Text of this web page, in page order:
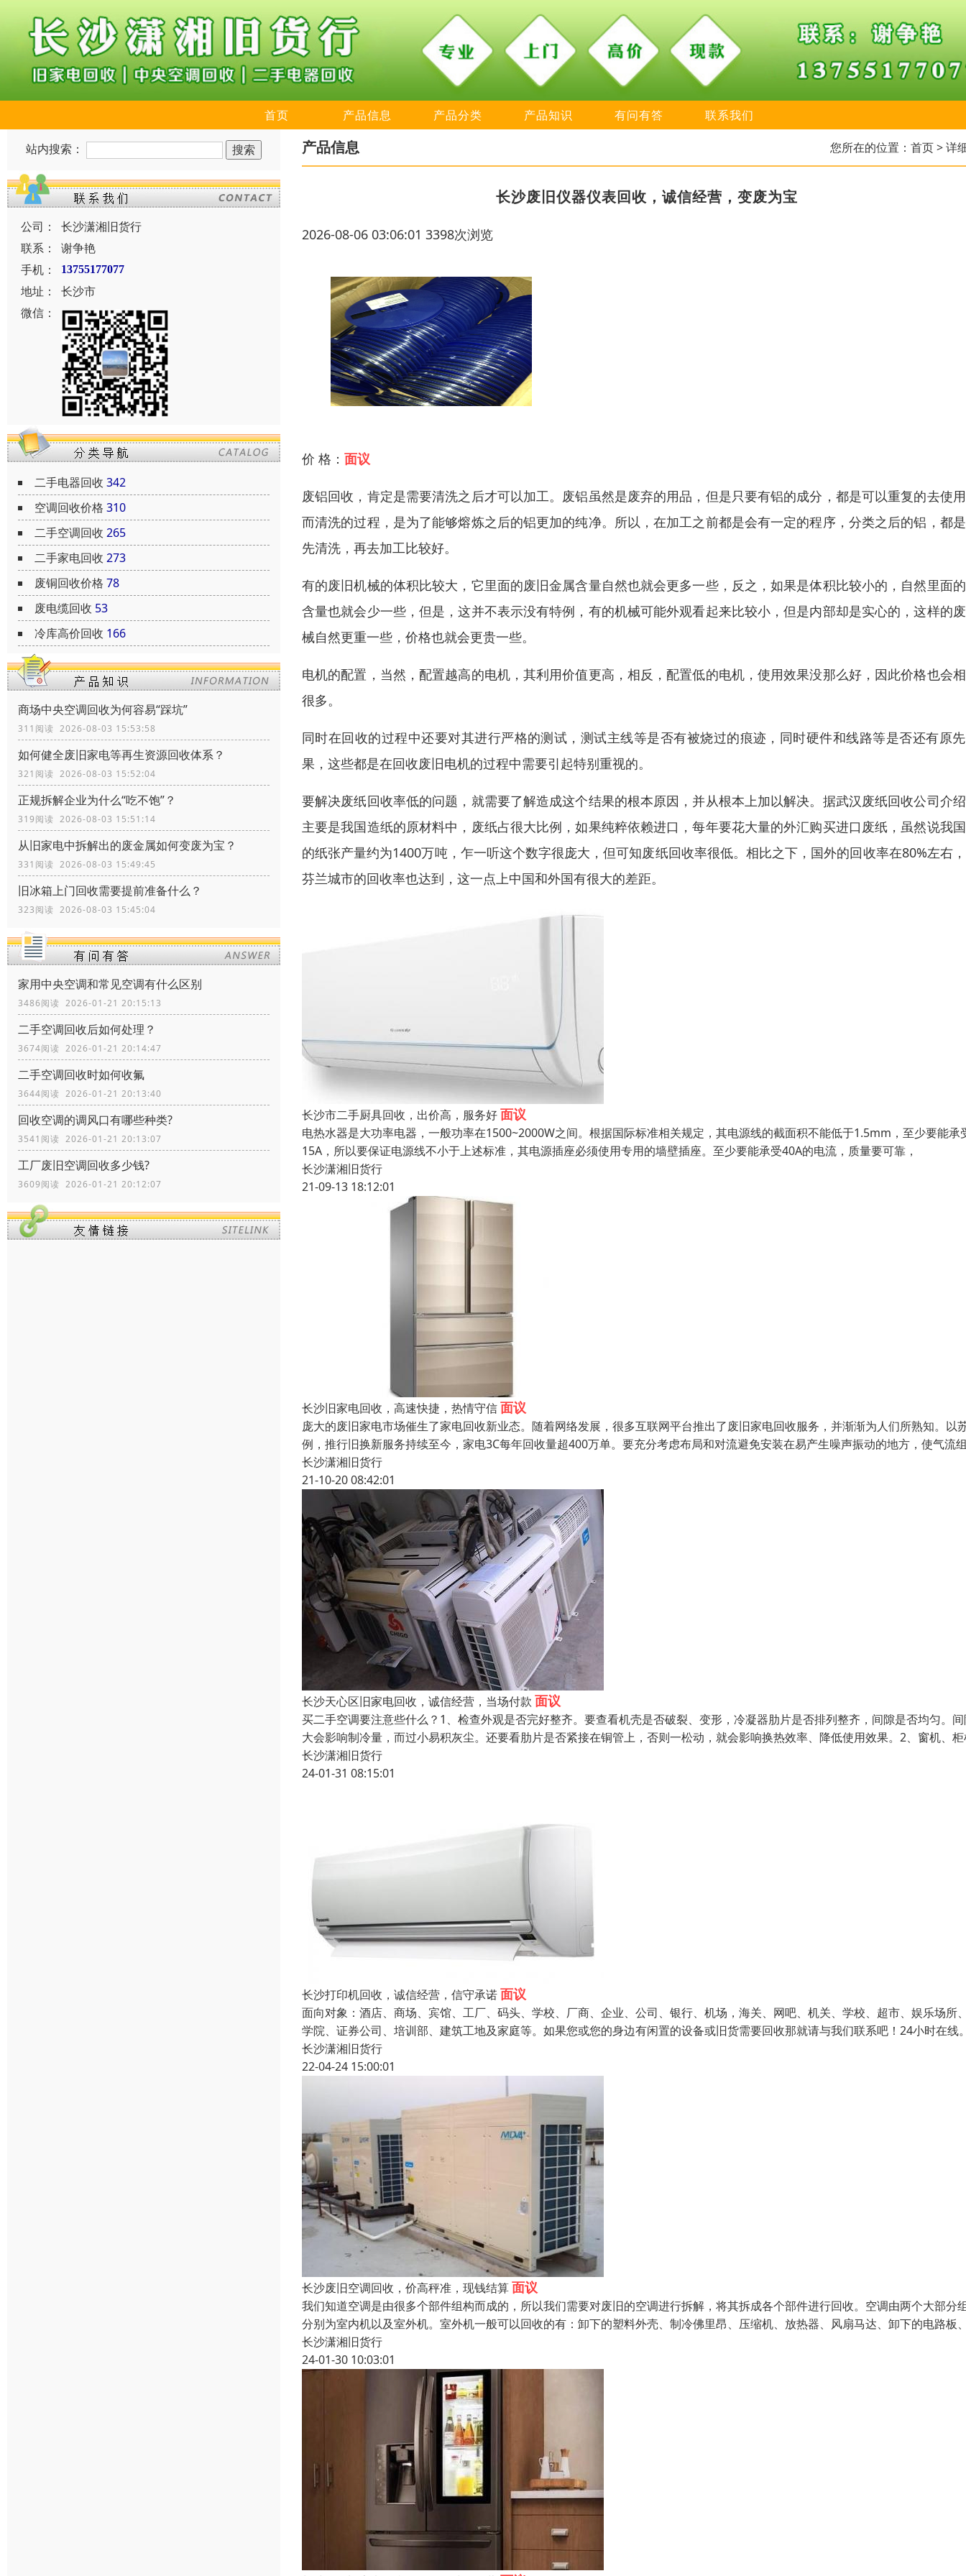
首页 产品信息 产品分类 产品知识 有问有答 联系我们
站内搜索：
公司：
长沙潇湘旧货行
联系：
谢争艳
手机：
13755177077
地址：
长沙市
微信：
二手电器回收 342
空调回收价格 310
二手空调回收 265
二手家电回收 273
废铜回收价格 78
废电缆回收 53
冷库高价回收 166
商场中央空调回收为何容易“踩坑”
311阅读 2026-08-03 15:53:58
如何健全废旧家电等再生资源回收体系？
321阅读 2026-08-03 15:52:04
正规拆解企业为什么“吃不饱”？
319阅读 2026-08-03 15:51:14
从旧家电中拆解出的废金属如何变废为宝？
331阅读 2026-08-03 15:49:45
旧冰箱上门回收需要提前准备什么？
323阅读 2026-08-03 15:45:04
家用中央空调和常见空调有什么区别
3486阅读 2026-01-21 20:15:13
二手空调回收后如何处理？
3674阅读 2026-01-21 20:14:47
二手空调回收时如何收氟
3644阅读 2026-01-21 20:13:40
回收空调的调风口有哪些种类?
3541阅读 2026-01-21 20:13:07
工厂废旧空调回收多少钱?
3609阅读 2026-01-21 20:12:07
产品信息 您所在的位置： 首页> 详
长沙废旧仪器仪表回收，诚信经营，变废为宝
2026-08-06 03:06:01 3398次浏览
价 格： 面议
废铝回收，肯定是需要清洗之后才可以加工。废铝虽然是废弃的用品，但是只要有铝的成分，都是可以重复的去使
而清洗的过程，是为了能够熔炼之后的铝更加的纯净。所以，在加工之前都是会有一定的程序，分类之后的铝，都
先清洗，再去加工比较好。
有的废旧机械的体积比较大，它里面的废旧金属含量自然也就会更多一些，反之，如果是体积比较小的，自然里面
含量也就会少一些，但是，这并不表示没有特例，有的机械可能外观看起来比较小，但是内部却是实心的，这样的
械自然更重一些，价格也就会更贵一些。
电机的配置，当然，配置越高的电机，其利用价值更高，相反，配置低的电机，使用效果没那么好，因此价格也会
很多。
同时在回收的过程中还要对其进行严格的测试，测试主线等是否有被烧过的痕迹，同时硬件和线路等是否还有原
果，这些都是在回收废旧电机的过程中需要引起特别重视的。
要解决废纸回收率低的问题，就需要了解造成这个结果的根本原因，并从根本上加以解决。据武汉废纸回收公司介
主要是我国造纸的原材料中，废纸占很大比例，如果纯粹依赖进口，每年要花大量的外汇购买进口废纸，虽然说我
的纸张产量约为1400万吨，乍一听这个数字很庞大，但可知废纸回收率很低。相比之下，国外的回收率在80%左右
芬兰城市的回收率也达到，这一点上中国和外国有很大的差距。
长沙市二手厨具回收，出价高，服务好面议
电热水器是大功率电器，一般功率在1500~2000W之间。根据国际标准相关规定，其电源线的截面积不能低于1.5mm，至少要能承
15A，所以要保证电源线不小于上述标准，其电源插座必须使用专用的墙壁插座。至少要能承受40A的电流，质量要可靠，
长沙潇湘旧货行
21-09-13 18:12:01
长沙旧家电回收，高速快捷，热情守信面议
庞大的废旧家电市场催生了家电回收新业态。随着网络发展，很多互联网平台推出了废旧家电回收服务，并渐渐为人们所熟知。以
例，推行旧换新服务持续至今，家电3C每年回收量超400万单。要充分考虑布局和对流避免安装在易产生噪声振动的地方，使气流
长沙潇湘旧货行
21-10-20 08:42:01
长沙天心区旧家电回收，诚信经营，当场付款 面议
买二手空调要注意些什么？1、检查外观是否完好整齐。要查看机壳是否破裂、变形，冷凝器肋片是否排列整齐，间隙是否均匀。
大会影响制冷量，而过小易积灰尘。还要看肋片是否紧接在铜管上，否则一松动，就会影响换热效率、降低使用效果。2、窗机、
长沙潇湘旧货行
24-01-31 08:15:01
长沙打印机回收，诚信经营，信守承诺面议
面向对象：酒店、商场、宾馆、工厂、码头、学校、厂商、企业、公司、银行、机场，海关、网吧、机关、学校、超市、娱乐场所
学院、证券公司、培训部、建筑工地及家庭等。如果您或您的身边有闲置的设备或旧货需要回收那就请与我们联系吧！24小时在线
长沙潇湘旧货行
22-04-24 15:00:01
长沙废旧空调回收，价高秤准，现钱结算面议
我们知道空调是由很多个部件组构而成的，所以我们需要对废旧的空调进行拆解，将其拆成各个部件进行回收。空调由两个大部分
分别为室内机以及室外机。室外机一般可以回收的有：卸下的塑料外壳、制冷佛里昂、压缩机、放热器、风扇马达、卸下的电路板
长沙潇湘旧货行
24-01-30 10:03:01